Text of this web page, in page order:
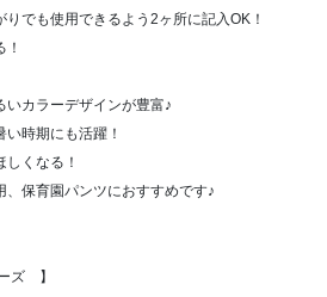
でも使用できるよう2ヶ所に記入OK！
いカラーデザインが豊富♪
時期にも活躍！
くなる！
保育園パンツにおすすめです♪
ズ 】